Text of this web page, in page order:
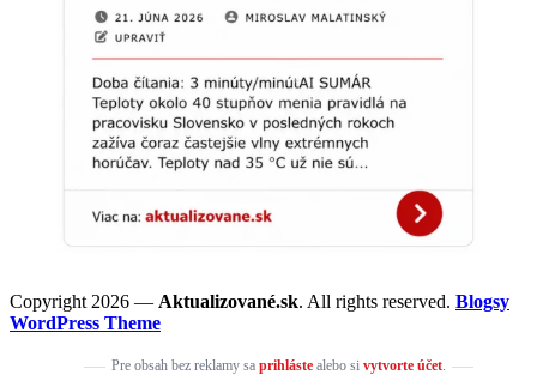
Copyright 2026 — Aktualizované.sk. All rights reserved. Blogsy
WordPress Theme
Pre obsah bez reklamy sa prihlástealebo si vytvorte účet.